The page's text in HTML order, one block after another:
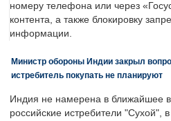
номеру телефона или через
контента, а также блокировку
информации.
Министр обороны Индии закрыл
истребитель покупать не планируют
Индия не намерена в ближайшее
российские истребители "Сухой",